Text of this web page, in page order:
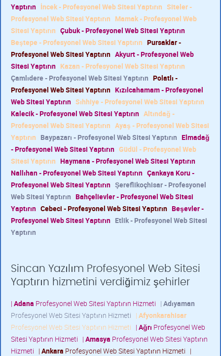
Yaptırın İncek - Profesyonel Web Sitesi Yaptırın Siteler -
Profesyonel Web Sitesi Yaptırın Mamak - Profesyonel Web
Sitesi Yaptırın Çubuk - Profesyonel Web Sitesi Yaptırın
Beştepe - Profesyonel Web Sitesi Yaptırın Pursaklar -
Profesyonel Web Sitesi Yaptırın Akyurt - Profesyonel Web
Sitesi Yaptırın Kazan - Profesyonel Web Sitesi Yaptırın
Çamlıdere - Profesyonel Web Sitesi Yaptırın Polatlı -
Profesyonel Web Sitesi Yaptırın Kızılcahamam - Profesyonel
Web Sitesi Yaptırın Sıhhiye - Profesyonel Web Sitesi Yaptırın
Kalecik - Profesyonel Web Sitesi Yaptırın Altındağ -
Profesyonel Web Sitesi Yaptırın Ayaş - Profesyonel Web Sitesi
Yaptırın Baypazarı - Profesyonel Web Sitesi Yaptırın Elmadağ
- Profesyonel Web Sitesi Yaptırın Güdül - Profesyonel Web
Sitesi Yaptırın Haymana - Profesyonel Web Sitesi Yaptırın
Nallıhan - Profesyonel Web Sitesi Yaptırın Çankaya Koru -
Profesyonel Web Sitesi Yaptırın Şereflikoçhisar - Profesyonel
Web Sitesi Yaptırın Bahçelievler - Profesyonel Web Sitesi
Yaptırın Cebeci - Profesyonel Web Sitesi Yaptırın Beşevler -
Profesyonel Web Sitesi Yaptırın Etlik - Profesyonel Web Sitesi
Yaptırın
Sincan Yazılım Profesyonel Web Sitesi
Yaptırın hizmetini verdiğimiz şehirler
| Adana Profesyonel Web Sitesi Yaptırın Hizmeti | Adıyaman
Profesyonel Web Sitesi Yaptırın Hizmeti | Afyonkarahisar
Profesyonel Web Sitesi Yaptırın Hizmeti | Ağrı Profesyonel Web
Sitesi Yaptırın Hizmeti | Amasya Profesyonel Web Sitesi Yaptırın
Hizmeti | Ankara Profesyonel Web Sitesi Yaptırın Hizmeti |